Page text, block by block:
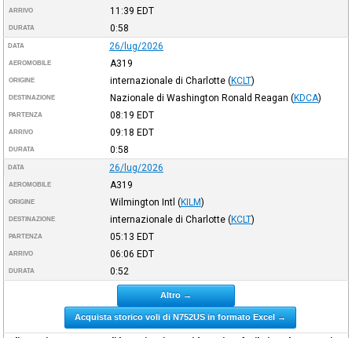
ARRIVO 11:39 EDT
DURATA 0:58
DATA 26/lug/2026
AEROMOBILE A319
ORIGINE internazionale di Charlotte (KCLT)
DESTINAZIONE Nazionale di Washington Ronald Reagan (KDCA)
PARTENZA 08:19 EDT
ARRIVO 09:18 EDT
DURATA 0:58
DATA 26/lug/2026
AEROMOBILE A319
ORIGINE Wilmington Intl (KILM)
DESTINAZIONE internazionale di Charlotte (KCLT)
PARTENZA 05:13 EDT
ARRIVO 06:06 EDT
DURATA 0:52
Altro →
Acquista storico voli di N752US in formato Excel →